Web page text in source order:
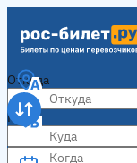
Откуда
Куда
Когда